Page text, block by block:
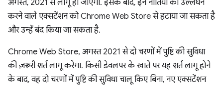
अगस्त, 2021 से लागू हो जाएगी. इसके बाद, इन नीतियों का उल्लंघन
करने वाले एक्सटेंशन को Chrome Web Store से हटाया जा सकता है
और उन्हें बंद किया जा सकता है.
Chrome Web Store, अगस्त 2021 से दो चरणों में पुष्टि की सुविधा
की ज़रूरी शर्त लागू करेगा. किसी डेवलपर के खाते पर यह शर्त लागू होने
के बाद, वह दो चरणों में पुष्टि की सुविधा चालू किए बिना, नए एक्सटेंशन